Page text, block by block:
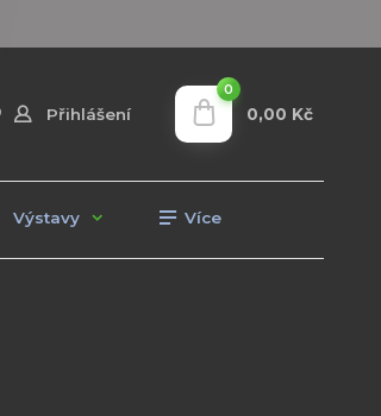
Přihlášení
0
0,00 Kč
Výstavy Více